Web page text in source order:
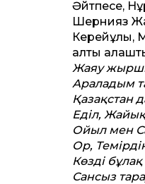
Әйтпесе,
Шернияз
Керейұлы,
алты
Жаяу
Араладым
Қазақ­стан
Еділ,
Ойыл мен
Ор,
Көзді
Сансыз